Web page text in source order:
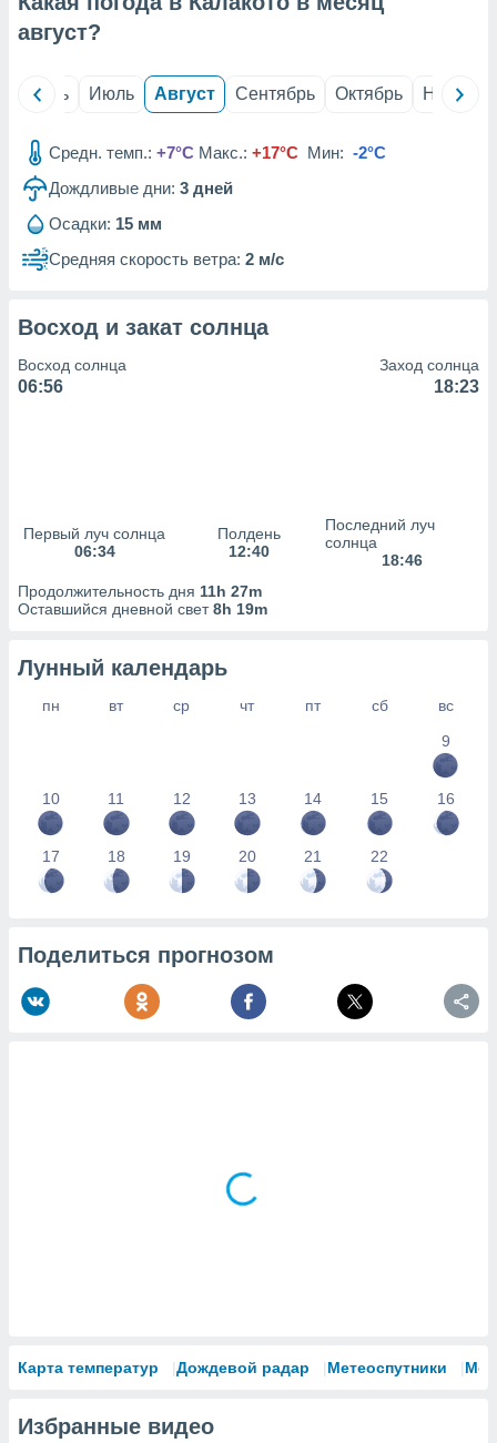
из
данных
наших 1199
август?
Июнь Июль Август Сентябрь Октябрь Ноябрь
Средн. темп.: +7°C Макс.: +17°C Мин: -2°C
Дождливые дни: 3 дней
Осадки: 15 мм
Средняя скорость ветра: 2 м/с
Восход и закат солнца
Восход солнца
06:56
Заход солнца
18:23
Первый луч солнца
06:34
Полдень
12:40
Последний луч
солнца
18:46
Продолжительность дня 11h 27m
Оставшийся дневной свет8h 19m
Лунный календарь
пн вт ср чт пт сб
вс
9
10 11 12 13 14 15 16
17 18 19 20 21 22
Поделиться прогнозом
Карта температур Дождевой радар Метеоспутники
Избранные видео